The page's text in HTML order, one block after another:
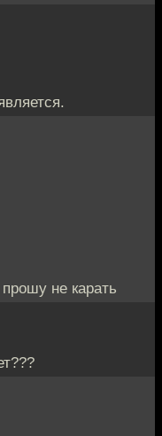
не карать